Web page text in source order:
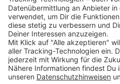
Folge uns auf
* Versandkostenfrei ab
Deutschlands